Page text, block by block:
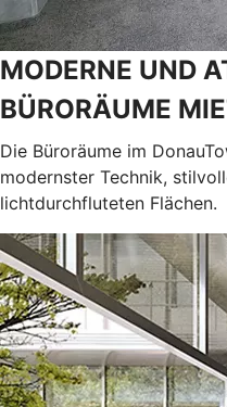
MODERNE UND
BÜRORÄUME
Die Büroräume im
modernster Technik,
lichtdurchfluteten Flächen.